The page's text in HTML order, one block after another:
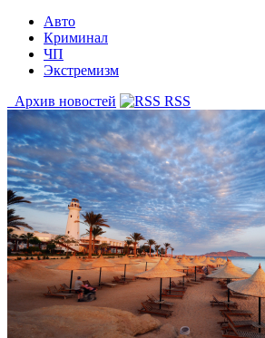
Авто
Криминал
ЧП
Экстремизм
Архив новостей
RSS